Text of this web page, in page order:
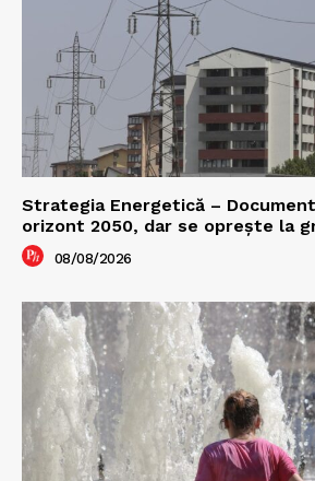
Strategia Energetică –
orizont 2050, dar se oprește la
08/08/2026